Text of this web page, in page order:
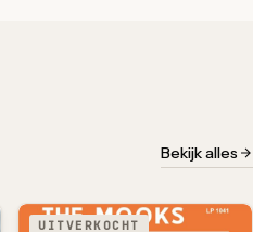
Bekijk alles
UITVERKOCHT